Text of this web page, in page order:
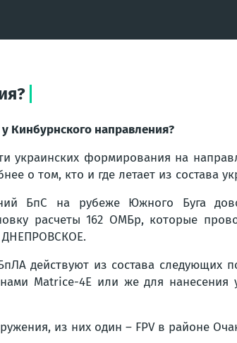
Кинбурнского направления?
украинских формирования на
о том, кто и где летает из состава
БпС на рубеже Южного Буга
расчеты 162 ОМБр, которые
действуют из состава
Matrice-4E или же для нанесения
из них один – FPV в районе